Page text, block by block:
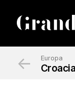
Europa
Croacia
←